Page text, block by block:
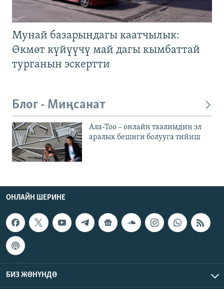
Мунай базарындагы каатчылык:
Өкмөт күйүүчү май дагы кымбаттай
турганын эскертти
Блог - Миңсанат
Ала-Тоо – онлайн таалимдин эл
аралык бешиги болууга тийиш
ОНЛАЙН ШЕРИНЕ
БИЗ ЖӨНҮНДӨ